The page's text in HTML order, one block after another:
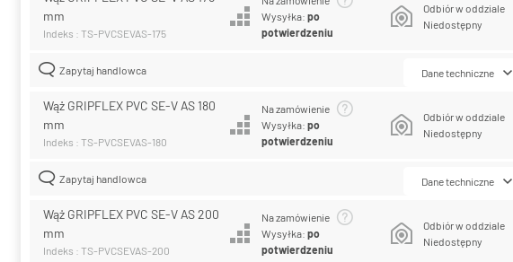
mm
Indeks : TS-PVCSEVAS-175
Wysyłka:po
potwierdzeniu
Odbiór w oddziale
Niedostępny
Zapytaj handlowca Dane techniczne
Wąż GRIPFLEX PVC SE-V AS 180
mm
Indeks : TS-PVCSEVAS-180
Na zamówienie
Wysyłka:po
potwierdzeniu
Odbiór w oddziale
Niedostępny
Zapytaj handlowca Dane techniczne
Wąż GRIPFLEX PVC SE-V AS 200
mm
Indeks : TS-PVCSEVAS-200
Na zamówienie
Wysyłka:po
potwierdzeniu
Odbiór w oddziale
Niedostępny